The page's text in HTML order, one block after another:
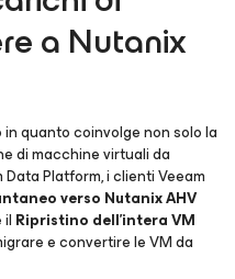
a Nutanix
quanto coinvolge non solo la
di macchine virtuali da
Platform, i clienti Veeam
verso Nutanix AHV
il Ripristino dell’intera VM
e convertire le VM da